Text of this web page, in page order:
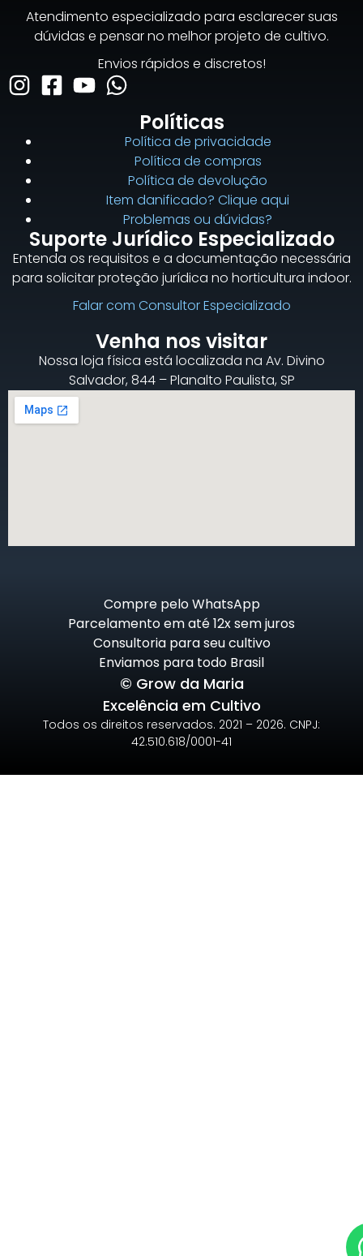
Atendimento especializado para esclarecer suas
dúvidas e pensar no melhor projeto de cultivo.
Envios rápidos e discretos!
Políticas
Política de privacidade
Política de compras
Política de devolução
Item danificado? Clique aqui
Problemas ou dúvidas?
Suporte Jurídico Especializado
Entenda os requisitos e a documentação necessária
para solicitar proteção jurídica no horticultura indoor.
Falar com Consultor Especializado
Venha nos visitar
Nossa loja física está localizada na Av. Divino
Salvador, 844 – Planalto Paulista, SP
Compre pelo WhatsApp
Parcelamento em até 12x sem juros
Consultoria para seu cultivo
Enviamos para todo Brasil
© Grow da Maria
Excelência em Cultivo
Todos os direitos reservados. 2021 – 2026. CNPJ:
42.510.618/0001-41